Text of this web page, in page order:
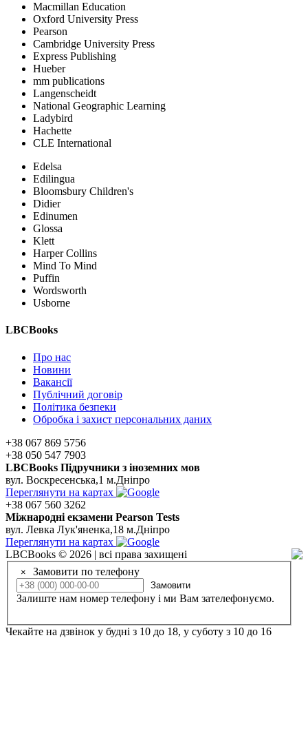
Macmillan Education
Oxford University Press
Pearson
Cambridge University Press
Express Publishing
Hueber
mm publications
Langenscheidt
National Geographic Learning
Ladybird
Hachette
CLE International
Edelsa
Edilingua
Bloomsbury Children's
Didier
Edinumen
Glossa
Klett
Harper Collins
Mind To Mind
Puffin
Wordsworth
Usborne
LBCBooks
Про нас
Новини
Вакансії
Публічний договір
Політика безпеки
Обробка і захист персональних даних
+38 067 869 5756
+38 050 547 7903
LBCBooks Підручники з іноземних мов
вул. Воскресенська,1 м.Дніпро
Переглянути на картах
+38 067 560 3262
Мiжнароднi екзамени Pearson Tests
вул. Левка Лук'яненка,18 м.Дніпро
Переглянути на картах
LBCBooks © 2026 | всі права захищені
× Замовити по телефону
Замовити
Залиште нам номер телефону і ми Вам зателефонуємо.
Чекайте на дзвінок у будні з 10 до 18, у суботу з 10 до 16